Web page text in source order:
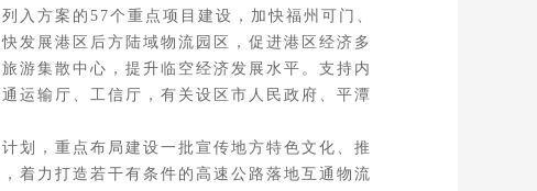
方案的57个重点项目建设，加快福州可门、
发展港区后方陆域物流园区，促进港区经济多
游集散中心，提升临空经济发展水平。支持内
运输厅、工信厅，有关设区市人民政府、平潭
，重点布局建设一批宣传地方特色文化、推
着力打造若干有条件的高速公路落地互通物流